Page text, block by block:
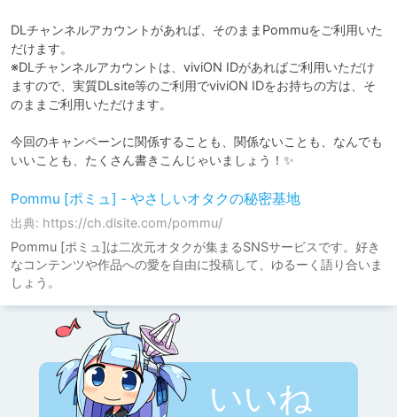
DLチャンネルアカウントがあれば、そのままPommuをご利用いた
だけます。
※DLチャンネルアカウントは、viviON IDがあればご利用いただけ
ますので、実質DLsite等のご利用でviviON IDをお持ちの方は、そ
のままご利用いただけます。
今回のキャンペーンに関係することも、関係ないことも、なんでも
いいことも、たくさん書きこんじゃいましょう！✨
Pommu [ポミュ] - やさしいオタクの秘密基地
出典: https://ch.dlsite.com/pommu/
Pommu [ポミュ]は二次元オタクが集まるSNSサービスです。好き
なコンテンツや作品への愛を自由に投稿して、ゆるーく語り合いま
しょう。
いいね